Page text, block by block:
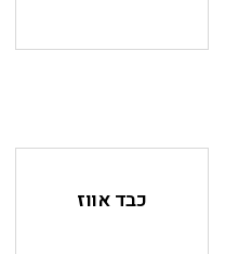
כבד אווז